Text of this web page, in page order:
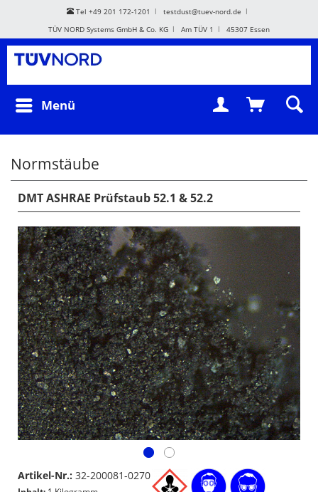
Tel +49 201 172-1201
testdust@tuev-nord.de
TÜV NORD Systems GmbH & Co. KG
Am TÜV 1 45307 Essen
Menü
Normstäube
DMT ASHRAE Prüfstaub 52.1 & 52.2
Artikel-Nr.: 32-200081-0270